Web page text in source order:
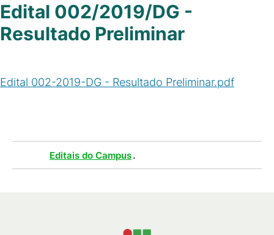
Edital 002/2019/DG -
Resultado Preliminar
Edital 002-2019-DG - Resultado Preliminar.pdf
Editais do Campus.